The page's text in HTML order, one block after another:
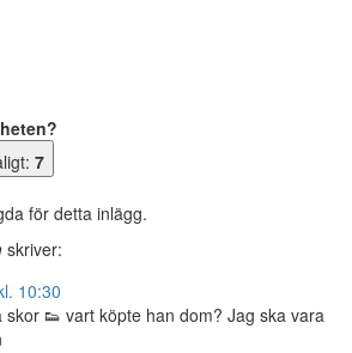
7
för detta inlägg.
skriver:
10:30
skor 👟 vart köpte han dom? Jag ska vara